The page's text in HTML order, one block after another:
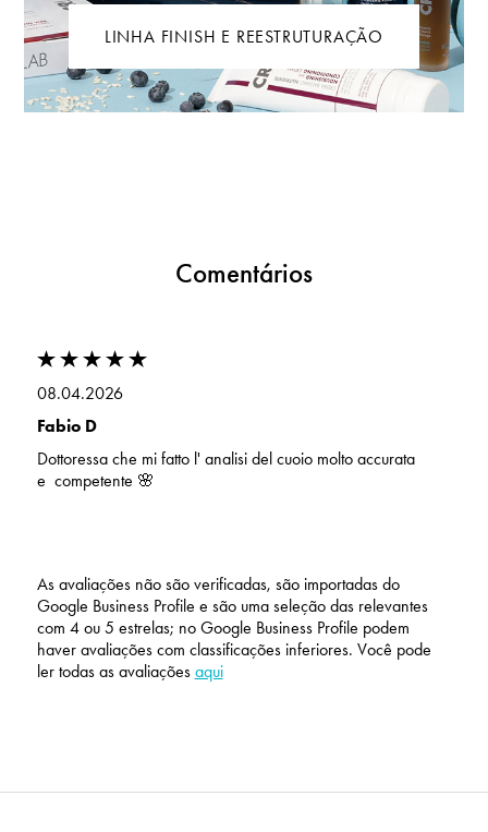
LINHA FINISH E REESTRUTURAÇÃO
Comentários
08.04.2026
Fabio D
Dottoressa che mi fatto l' analisi del cuoio molto accurata
e competente 🌸
As avaliações não são verificadas, são importadas do
Google Business Profile e são uma seleção das relevantes
com 4 ou 5 estrelas; no Google Business Profile podem
haver avaliações com classificações inferiores. Você pode
ler todas as avaliações aqui